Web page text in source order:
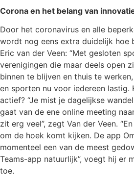
Corona en het belang van
Door het coronavirus en alle
wordt nog eens extra duidelijk hoe
Eric van der Veen: “Met gesloten
verenigingen die maar deels open
binnen te blijven en thuis te
en sporten nu voor iedereen lastig.
actief? “Je mist je dagelijkse
gaat van de ene online meeting
zit erg veel”, zegt Van der Veen.
om de hoek komt kijken. De app
momenteel een van de meest
Teams-app natuurlijk”, voegt hij er
toe.